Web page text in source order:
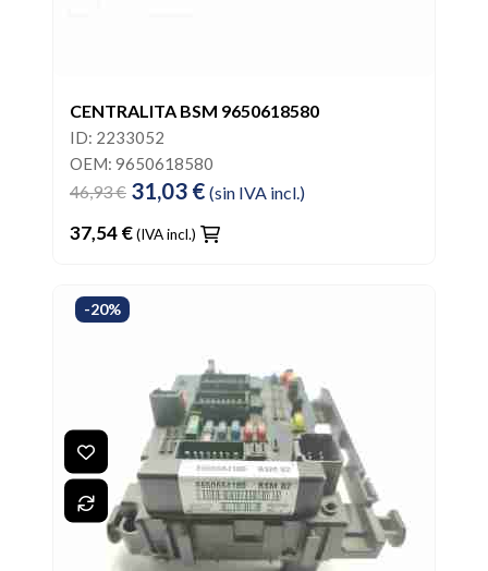
CENTRALITA BSM 9650618580
ID: 2233052
OEM: 9650618580
46,93 € 31,03 € (sin IVA incl.)
37,54 €(IVA incl.)
-20%